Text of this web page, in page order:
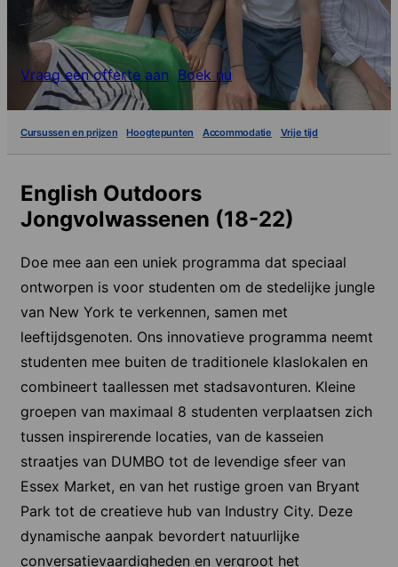
Vraag een offerte aan Boek nu
Cursussen en prijzen Hoogtepunten Accommodatie Vrije tijd
English Outdoors
Jongvolwassenen (18-22)
Doe mee aan een uniek programma dat speciaal
ontworpen is voor studenten om de stedelijke jungle
van New York te verkennen, samen met
leeftijdsgenoten. Ons innovatieve programma neemt
studenten mee buiten de traditionele klaslokalen en
combineert taallessen met stadsavonturen. Kleine
groepen van maximaal 8 studenten verplaatsen zich
tussen inspirerende locaties, van de kasseien
straatjes van DUMBO tot de levendige sfeer van
Essex Market, en van het rustige groen van Bryant
Park tot de creatieve hub van Industry City. Deze
dynamische aanpak bevordert natuurlijke
conversatievaardigheden en vergroot het